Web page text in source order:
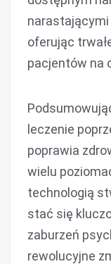
oferując
pacjentów na
leczenie
poprawia
wielu
technologią
stać się
zaburzeń
rewolucyjne